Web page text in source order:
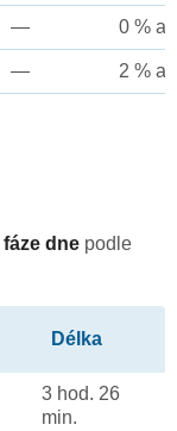
— 0 %
— 2 %
fáze dne podle
Délka
3 hod. 26
min.